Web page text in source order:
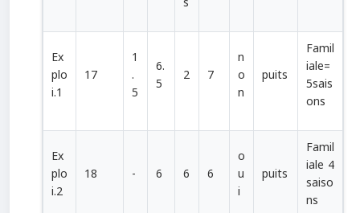
Ex
plo
i.1
17
1
.
5
6.
5
2 7
n
o
n
puits
Famil
iale=
5sais
ons
Ex
plo
i.2
18 - 6 6 6
o
u
i
puits
Famil
iale 4
saiso
ns